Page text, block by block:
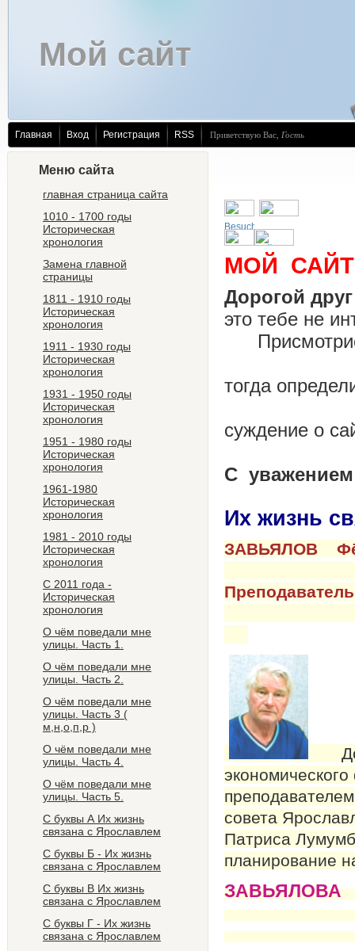
Мой сайт
Главная Вход Регистрация RSS Приветствую Вас Гость
Меню сайта
главная страница сайта
1010 - 1700 годы
Историческая
хронология
Замена главной
страницы
1811 - 1910 годы
Историческая
хронология
1911 - 1930 годы
Историческая
хронология
1931 - 1950 годы
Историческая
хронология
1951 - 1980 годы
Историческая
хронология
1961-1980
Историческая
хронология
1981 - 2010 годы
Историческая
хронология
С 2011 года -
Историческая
хронология
О чём поведали мне
улицы. Часть 1.
О чём поведали мне
улицы. Часть 2.
О чём поведали мне
улицы. Часть 3 (
м,н,о,п,р )
О чём поведали мне
улицы. Часть 4.
О чём поведали мне
улицы. Часть 5.
С буквы А Их жизнь
связана с Ярославлем
C буквы Б - Их жизнь
связана с Ярославлем
С буквы В Их жизнь
связана с Ярославлем
С буквы Г - Их жизнь
связана с Ярославлем
МОЙ
Дорогой
это
тогда
C
Их жизнь
совета
Патриса
планирование
ЗАВЬЯЛОВА